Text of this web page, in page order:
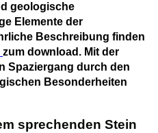
geologische
Elemente der
Beschreibung finden
zum download. Mit der
Spaziergang durch den
Besonderheiten
sprechenden Stein